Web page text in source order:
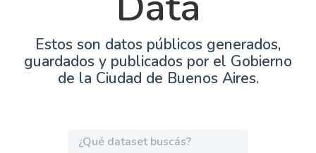
Estos son datos públicos generados,
guardados y publicados por el Gobierno
de la Ciudad de Buenos Aires.